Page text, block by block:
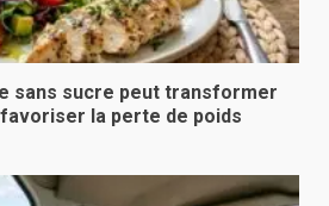
sans sucre peut transformer
la perte de poids